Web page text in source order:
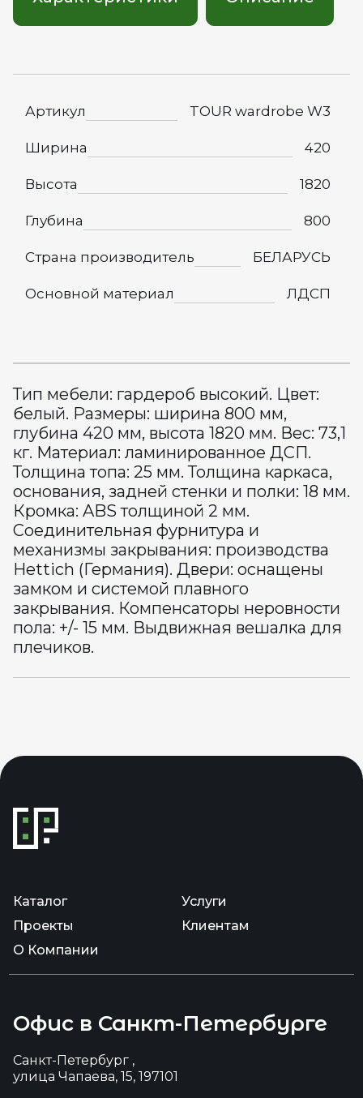
Артикул TOUR wardrobe W3
Ширина 420
Высота 1820
Глубина 800
Страна производитель БЕЛАРУСЬ
Основной материал ЛДСП
Тип мебели: гардероб высокий. Цвет:
белый. Размеры: ширина 800 мм,
глубина 420 мм, высота 1820 мм. Вес: 73,1
кг. Материал: ламинированное ДСП.
Толщина топа: 25 мм. Толщина каркаса,
основания, задней стенки и полки: 18 мм.
Кромка: ABS толщиной 2 мм.
Соединительная фурнитура и
механизмы закрывания: производства
Hettich (Германия). Двери: оснащены
замком и системой плавного
закрывания. Компенсаторы неровности
пола: +/- 15 мм. Выдвижная вешалка для
плечиков.
Каталог
Услуги
Проекты
Клиентам
О Компании
Офис в Санкт-Петербурге
Санкт-Петербург ,
улица Чапаева, 15, 197101